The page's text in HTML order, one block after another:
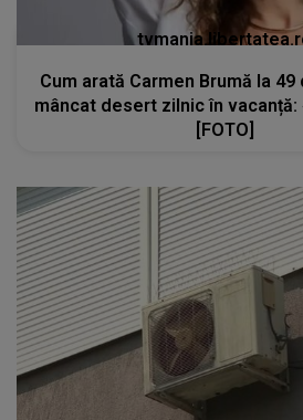
Cum arată Carmen Brumă la 49
mâncat desert zilnic în vacanță:
[FOTO]